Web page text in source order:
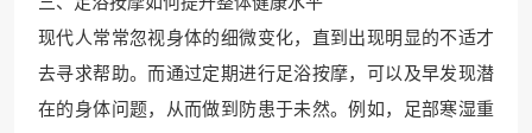
现代人常常忽视身体的细微变化，直到出现明显的不适才
去寻求帮助。而通过定期进行足浴按摩，可以及早发现潜
在的身体问题，从而做到防患于未然。例如，足部寒湿重